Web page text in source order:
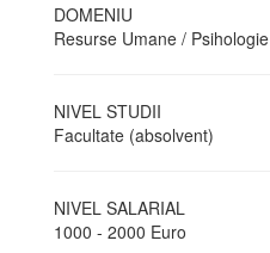
DOMENIU
Resurse Umane / Psihologie
NIVEL STUDII
Facultate (absolvent)
NIVEL SALARIAL
1000 - 2000 Euro